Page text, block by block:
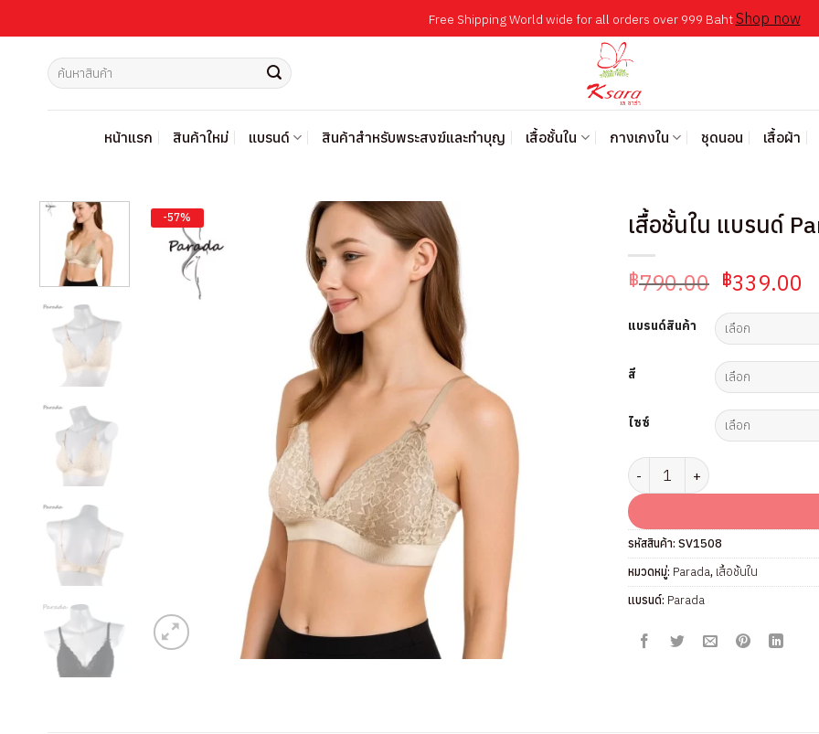
ไป
Free Shipping World wide for all orders over 999 Baht Shop now
ค้นหา:
หน้าแรก สินค้าใหม่ แบรนด์ สินค้าสำหรับพระสงฆ์และทำบุญ เสื้อชั้นใน กางเกงใน ชุดนอน เสื้อผ้า
-57% เสื้อชั้นใน แบรนด์
฿790.00 Original
was:
฿790.00.
฿339.00
แบรนด์สินค้า
สี
ไซซ์
จำนวน เสื้อชั้นใน แบรนด์ Parada
รหัสสินค้า: SV1508
หมวดหมู่: Parada, เสื้อชั้นใน
แบรนด์: Parada